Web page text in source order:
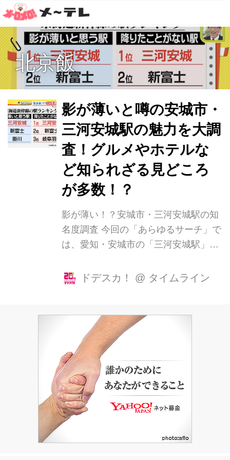
北京飯
影が薄いと噂の安城市・
三河安城駅の魅力を大調
査！グルメやホテルな
ど知られざる見どころ
が多数！？
影が薄い！？安城市・三河安城駅の知
名度調査 今回の「あらゆるサーチ」で
は、愛知・安城市の「三河安城駅」の
34年前に開業した、東海道新幹線の中
河安城駅ですが、実は、東海道新幹線
の駅ランキングで「影が薄いと思う
駅」「降りたことがない駅」のダブル
で1位をとってしまった悲劇的な駅な
のです。 まずは、三河安城駅の知名度
調査から！名古屋駅利用者に、東海道
新幹線上り（東京方面）で「名古屋」
の隣の駅はどこか聞いてみました。
「浜松？目立たないところかな？」
ドデスカ！ @ タイムライン